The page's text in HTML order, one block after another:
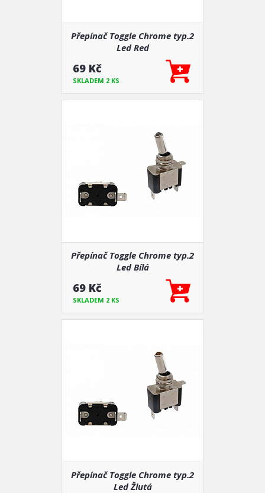
Přepínač Toggle Chrome typ.2
Led Red
69 Kč
SKLADEM 2 KS
Přepínač Toggle Chrome typ.2
Led Bílá
69 Kč
SKLADEM 2 KS
Přepínač Toggle Chrome typ.2
Led Žlutá